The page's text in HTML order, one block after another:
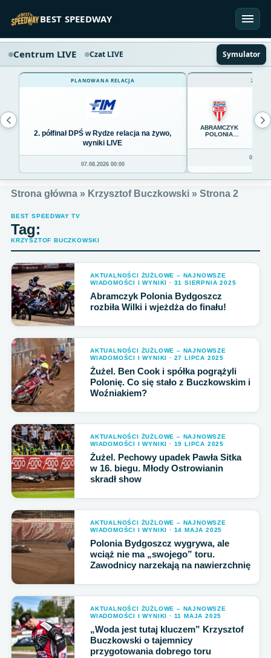
BEST SPEEDWAY
Centrum LIVE Czat LIVE Symulator
PLANOWANA RELACJA
2. półfinał DPŚ w Rydze relacja na żywo,
wyniki LIVE
07.08.2026 00:00
ABRAMCZYK
POLONIA
65
Strona główna » Krzysztof Buczkowski » Strona 2
BEST SPEEDWAY TV
Tag:
KRZYSZTOF BUCZKOWSKI
AKTUALNOŚCI ŻUŻLOWE – NAJNOWSZE
WIADOMOŚCI I WYNIKI · 31 SIERPNIA 2025
Abramczyk Polonia Bydgoszcz
rozbiła Wilki i wjeżdża do finału!
AKTUALNOŚCI ŻUŻLOWE – NAJNOWSZE
WIADOMOŚCI I WYNIKI · 27 LIPCA 2025
Żużel. Ben Cook i spółka pogrążyli
Polonię. Co się stało z Buczkowskim i
Woźniakiem?
AKTUALNOŚCI ŻUŻLOWE – NAJNOWSZE
WIADOMOŚCI I WYNIKI · 19 LIPCA 2025
Żużel. Pechowy upadek Pawła Sitka
w 16. biegu. Młody Ostrowianin
skradł show
AKTUALNOŚCI ŻUŻLOWE – NAJNOWSZE
WIADOMOŚCI I WYNIKI · 14 MAJA 2025
Polonia Bydgoszcz wygrywa, ale
wciąż nie ma „swojego” toru.
Zawodnicy narzekają na nawierzchnię
AKTUALNOŚCI ŻUŻLOWE – NAJNOWSZE
WIADOMOŚCI I WYNIKI · 11 MAJA 2025
„Woda jest tutaj kluczem” Krzysztof
Buczkowski o tajemnicy
przygotowania dobrego toru